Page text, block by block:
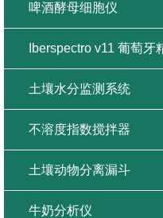
啤酒酵母细胞仪
Iberspectro v11 葡萄牙
土壤水分监测系统
不溶度指数搅拌器
土壤动物分离漏斗
牛奶分析仪